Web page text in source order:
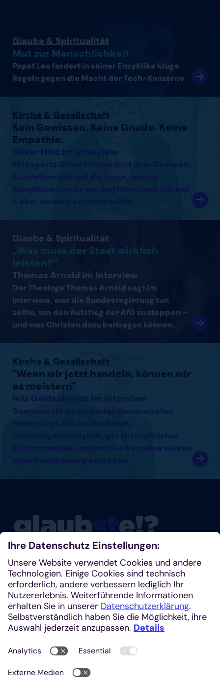
Glaube & Spiritualität
Mut zur Menschlichkeit
Papst Leo fordert in seiner Enzyklika kluge
Regeln gegen die Macht der Tech-Konzerne
Kirche & Gesellschaft
Kein Gewissen. Keine Gnade. Keine
Empathie.
Oliver Hinz im Interview
KI-Experte Oliver Hinz spricht über Chancen,
Kontrollverlust und die Frage, warum
Künstliche Intelligenz den Menschen stärken
– aber niemals ersetzen sollte.
Glaube & Spiritualität
„Was muss der Staat wirklich
leisten?“
Thomas Arnold im Interview
Der Theologe Thomas Arnold sagt im
Interview, was die Bundesregierung tun
sollte, um den Aufstieg der AfD zu stoppen –
und was Christen dazu beitragen können.
Kirche & Gesellschaft
"Wenn wir jetzt handeln, können wir
es meistern"
Nils Goldschmidt im Interview
Gemeinwohl ist ein harter ökonomischer
Chancengerechtigkeit, gesellschaftlicher
Zusammenhalt und positive Narrative wirken
einer Polarisierung entgegen.
Glaubste nicht? Dann schau mal rein!
Klosterplatz 7, 52062 Aachen
+49 241 1685-242 (Redaktion)
kirchenzeitung@einhardverlag.de